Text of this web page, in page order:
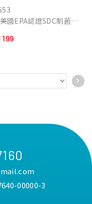
國EPA認證SDC制菌成
貝嬌嫩肌膚設計 2合1
機組織認證PCA保濕因
硫酸鹽/皂鹼/甲醛/任
00000-3